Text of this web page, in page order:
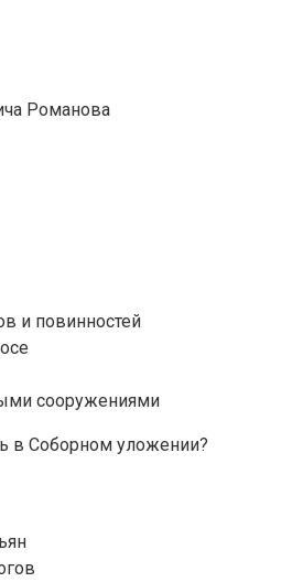
Романова
и повинностей
сооружениями
в Соборном уложении?